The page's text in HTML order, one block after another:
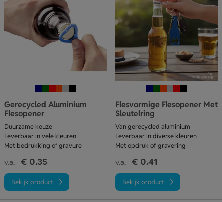
Gerecycled Aluminium
Flesopener
Duurzame keuze
Leverbaar in vele kleuren
Met bedrukking of gravure
v.a. € 0.35
Bekijk product
Flesvormige Flesopener Met
Sleutelring
Van gerecycled aluminium
Leverbaar in diverse kleuren
Met opdruk of gravering
v.a. € 0.41
Bekijk product